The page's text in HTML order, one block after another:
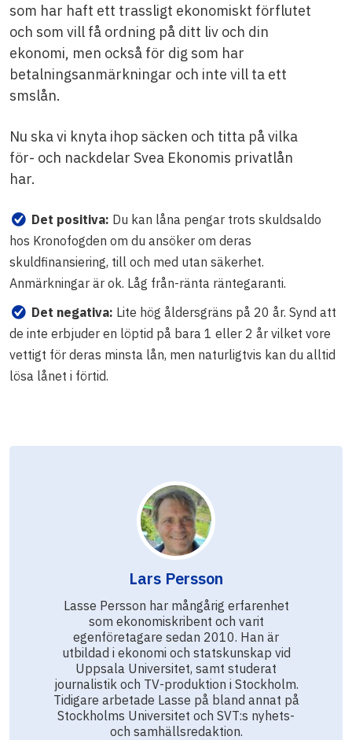
som har haft ett trassligt ekonomiskt förflutet
och som vill få ordning på ditt liv och din
ekonomi, men också för dig som har
betalningsanmärkningar och inte vill ta ett
smslån.
Nu ska vi knyta ihop säcken och titta på vilka
för- och nackdelar Svea Ekonomis privatlån
har.
Det positiva: Du kan låna pengar trots skuldsaldo
hos Kronofogden om du ansöker om deras
skuldfinansiering, till och med utan säkerhet.
Anmärkningar är ok. Låg från-ränta räntegaranti.
Det negativa: Lite hög åldersgräns på 20 år. Synd att
de inte erbjuder en löptid på bara 1 eller 2 år vilket vore
vettigt för deras minsta lån, men naturligtvis kan du alltid
lösa lånet i förtid.
Lars Persson
Lasse Persson har mångårig erfarenhet
som ekonomiskribent och varit
egenföretagare sedan 2010. Han är
utbildad i ekonomi och statskunskap vid
Uppsala Universitet, samt studerat
journalistik och TV-produktion i Stockholm.
Tidigare arbetade Lasse på bland annat på
Stockholms Universitet och SVT:s nyhets-
och samhällsredaktion.